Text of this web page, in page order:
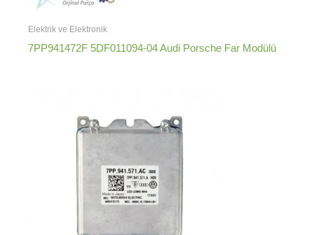
Elektrik ve Elektronik
7PP941472F 5DF011094-04 Audi Porsche Far Modülü